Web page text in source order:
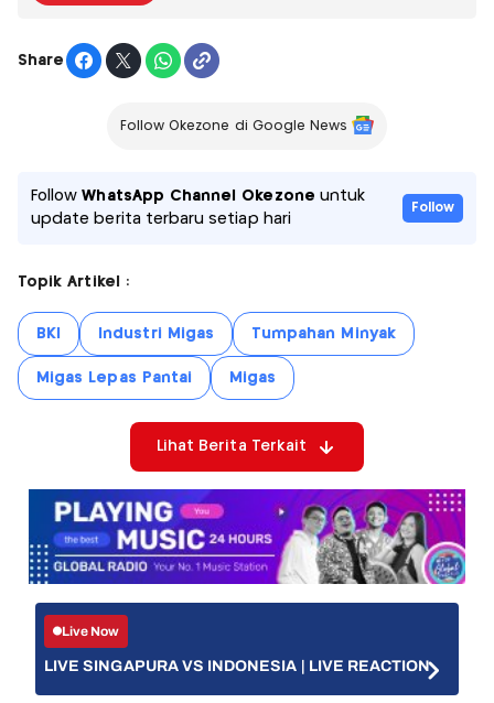
Share
Follow Okezone di Google News
FollowWhatsApp Channel Okezone untuk
update berita terbaru setiap hari
Follow
Topik Artikel :
BKI Industri Migas Tumpahan Minyak
Migas Lepas Pantai Migas
Lihat Berita Terkait
Live Now
LIVE SINGAPURA VS INDONESIA | LIVE REACTION